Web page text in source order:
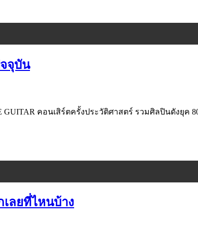
จุบัน
GUITAR คอนเสิร์ตครั้งประวัติศาสตร์ รวมศิลปินดังยุค
ลยที่ไหนบ้าง